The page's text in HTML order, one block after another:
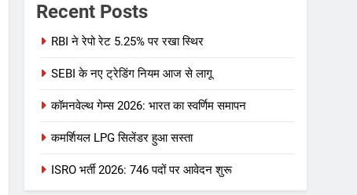
Recent Posts
RBI ने रेपो रेट 5.25% पर रखा स्थिर
SEBI के नए ट्रेडिंग नियम आज से लागू
कॉमनवेल्थ गेम्स 2026: भारत का स्वर्णिम समापन
कमर्शियल LPG सिलेंडर हुआ सस्ता
ISRO भर्ती 2026: 746 पदों पर आवेदन शुरू